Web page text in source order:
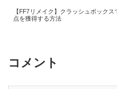
【FF7リメイク】クラッシュボックス
点を獲得する方法
コメント